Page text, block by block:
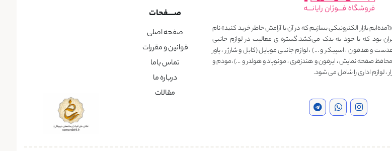
بازار الکترونیکی بسازیم که در آن با آرامش خاطر خرید کنید» نام
بود که با خود به یدک می‌کشد.گستره ی فعالیت در لوازم جانبی
و هدفون ، اسپیکر و …) ، لوازم جانبی موبایل (کابل و شارژر ، پاور
صفحه نمایش ، ایرفون و هندزفری ، مونوپاد و هولدر و …) ،مودم و
، لوازم اداری را شامل می شود.
صــــفحات
صفحه اصلی
قوانین و مقررات
تماس باما
درباره ما
مقالات